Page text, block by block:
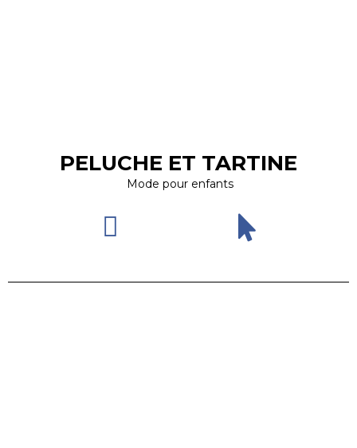
PELUCHE ET TARTINE
Mode pour enfants